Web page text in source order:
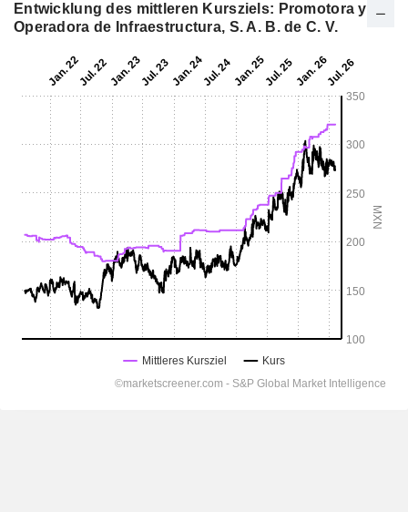
Entwicklung des mittleren Kursziels: Promotora y
Operadora de Infraestructura, S. A. B. de C. V.